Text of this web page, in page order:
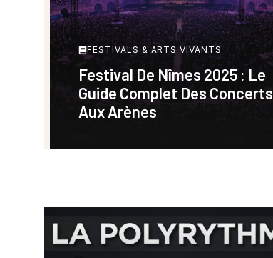
FESTIVALS & ARTS VIVANTS
Festival De Nîmes 2025 : Le
Guide Complet Des Concerts
Aux Arènes